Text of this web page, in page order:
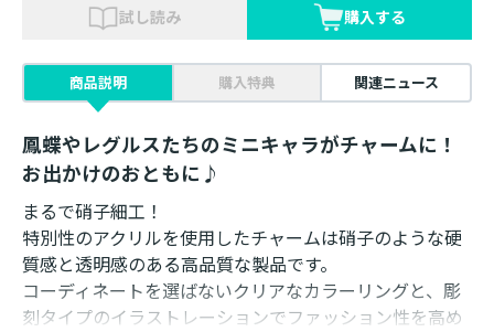
試し読み 購入する
商品説明 購入特典 関連ニュース
鳳蝶やレグルスたちのミニキャラがチャームに！
お出かけのおともに♪
まるで硝子細工！
特別性のアクリルを使用したチャームは硝子のような硬
質感と透明感のある高品質な製品です。
コーディネートを選ばないクリアなカラーリングと、彫
刻タイプのイラストレーションでファッション性を高め